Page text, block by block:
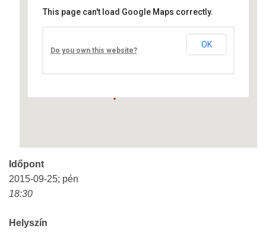
Művelődési ház
Fő út 8 - Nagyréde
This page can't load Google Maps correctly.
Do you own this website?
OK
Időpont
2015-09-25; pén
18:30
Helyszín